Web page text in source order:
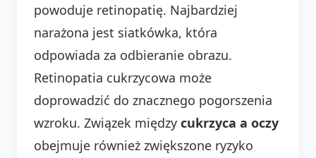
powoduje retinopatię. Najbardziej
narażona jest siatkówka, która
odpowiada za odbieranie obrazu.
Retinopatia cukrzycowa może
doprowadzić do znacznego pogorszenia
wzroku. Związek między cukrzyca a oczy
obejmuje również zwiększone ryzyko